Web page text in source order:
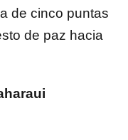
de cinco puntas
de paz hacia